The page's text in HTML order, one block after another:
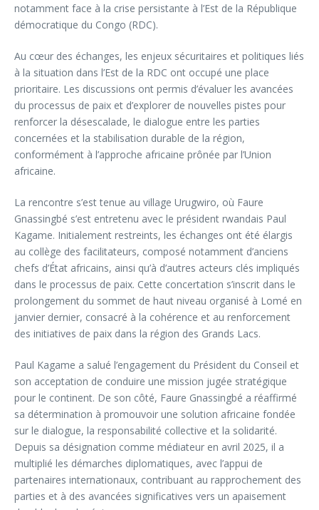
notamment face à la crise persistante à l’Est de la République
démocratique du Congo (RDC).
Au cœur des échanges, les enjeux sécuritaires et politiques liés
à la situation dans l’Est de la RDC ont occupé une place
prioritaire. Les discussions ont permis d’évaluer les avancées
du processus de paix et d’explorer de nouvelles pistes pour
renforcer la désescalade, le dialogue entre les parties
concernées et la stabilisation durable de la région,
conformément à l’approche africaine prônée par l’Union
africaine.
La rencontre s’est tenue au village Urugwiro, où Faure
Gnassingbé s’est entretenu avec le président rwandais Paul
Kagame. Initialement restreints, les échanges ont été élargis
au collège des facilitateurs, composé notamment d’anciens
chefs d’État africains, ainsi qu’à d’autres acteurs clés impliqués
dans le processus de paix. Cette concertation s’inscrit dans le
prolongement du sommet de haut niveau organisé à Lomé en
janvier dernier, consacré à la cohérence et au renforcement
des initiatives de paix dans la région des Grands Lacs.
Paul Kagame a salué l’engagement du Président du Conseil et
son acceptation de conduire une mission jugée stratégique
pour le continent. De son côté, Faure Gnassingbé a réaffirmé
sa détermination à promouvoir une solution africaine fondée
sur le dialogue, la responsabilité collective et la solidarité.
Depuis sa désignation comme médiateur en avril 2025, il a
multiplié les démarches diplomatiques, avec l’appui de
partenaires internationaux, contribuant au rapprochement des
parties et à des avancées significatives vers un apaisement